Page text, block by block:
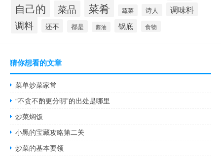
自己的 菜品 菜肴 蔬菜 诗人 调味料
调料 还不 都是 酱油 锅底 食物
猜你想看的文章
菜单炒菜家常
“不贪不酌更分明”的出处是哪里
炒菜焖饭
小黑的宝藏攻略第二关
炒菜的基本要领